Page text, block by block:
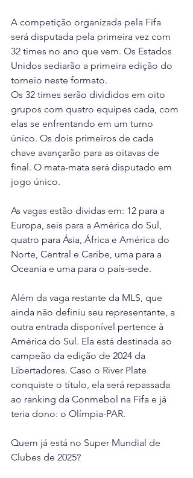
A competição organizada pela Fifa
será disputada pela primeira vez com
32 times no ano que vem. Os Estados
Unidos sediarão a primeira edição do
torneio neste formato.
Os 32 times serão divididos em oito
grupos com quatro equipes cada, com
elas se enfrentando em um turno
único. Os dois primeiros de cada
chave avançarão para as oitavas de
final. O mata-mata será disputado em
jogo único.
As vagas estão dividas em: 12 para a
Europa, seis para a América do Sul,
quatro para Ásia, África e América do
Norte, Central e Caribe, uma para a
Oceania e uma para o país-sede.
Além da vaga restante da MLS, que
ainda não definiu seu representante, a
outra entrada disponível pertence à
América do Sul. Ela está destinada ao
campeão da edição de 2024 da
Libertadores. Caso o River Plate
conquiste o título, ela será repassada
ao ranking da Conmebol na Fifa e já
teria dono: o Olímpia-PAR.
Quem já está no Super Mundial de
Clubes de 2025?